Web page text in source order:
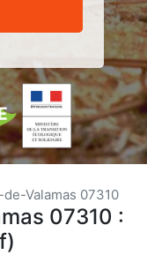
Valamas 07310
07310 :